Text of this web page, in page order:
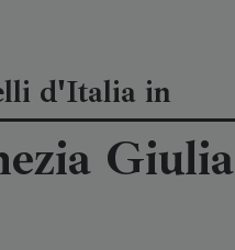
d'Italia in
Giulia